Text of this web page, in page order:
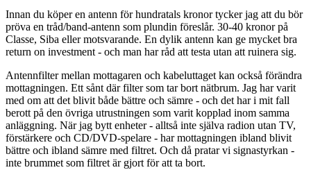
Innan du köper en antenn för hundratals kronor tycker jag att du bör
pröva en tråd/band-antenn som plundin föreslår. 30-40 kronor på
Classe, Siba eller motsvarande. En dylik antenn kan ge mycket bra
return on investment - och man har råd att testa utan att ruinera sig.
Antennfilter mellan mottagaren och kabeluttaget kan också förändra
mottagningen. Ett sånt där filter som tar bort nätbrum. Jag har varit
med om att det blivit både bättre och sämre - och det har i mit fall
berott på den övriga utrustningen som varit kopplad inom samma
anläggning. När jag bytt enheter - alltså inte själva radion utan TV,
förstärkere och CD/DVD-spelare - har mottagningen ibland blivit
bättre och ibland sämre med filtret. Och då pratar vi signastyrkan -
inte brummet som filtret är gjort för att ta bort.